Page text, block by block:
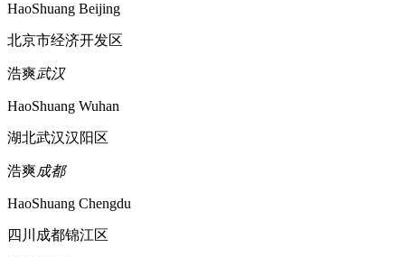
HaoShuang Beijing
北京市经济开发区
浩爽武汉
HaoShuang Wuhan
湖北武汉汉阳区
浩爽成都
HaoShuang Chengdu
四川成都锦江区